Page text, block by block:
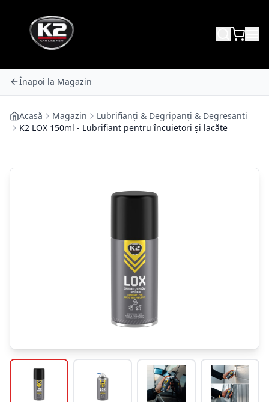
Înapoi la Magazin
Acasă Magazin
Lubrifianți & Degripanți & Degresanti
K2 LOX 150ml - Lubrifiant pentru încuietori și lacăte